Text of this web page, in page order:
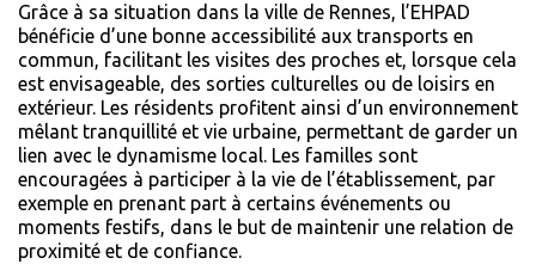
Grâce à sa situation dans la ville de Rennes, l’EHPAD
bénéficie d’une bonne accessibilité aux transports en
commun, facilitant les visites des proches et, lorsque cela
est envisageable, des sorties culturelles ou de loisirs en
extérieur. Les résidents profitent ainsi d’un environnement
mêlant tranquillité et vie urbaine, permettant de garder un
lien avec le dynamisme local. Les familles sont
encouragées à participer à la vie de l’établissement, par
exemple en prenant part à certains événements ou
moments festifs, dans le but de maintenir une relation de
proximité et de confiance.